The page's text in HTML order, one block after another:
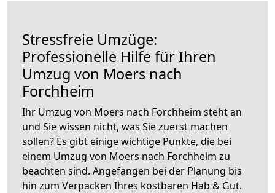
Stressfreie Umzüge:
Professionelle Hilfe für Ihren
Umzug von Moers nach
Forchheim
Ihr Umzug von Moers nach Forchheim steht an
und Sie wissen nicht, was Sie zuerst machen
sollen? Es gibt einige wichtige Punkte, die bei
einem Umzug von Moers nach Forchheim zu
beachten sind. Angefangen bei der Planung bis
hin zum Verpacken Ihres kostbaren Hab & Gut.